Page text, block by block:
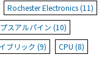
Rochester Electronics (11)
スアルパイン (10)
ブリック (9)
CPU (8)